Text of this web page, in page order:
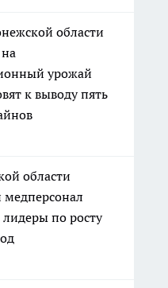
области
урожай
к выводу пять
области
лидеры по росту